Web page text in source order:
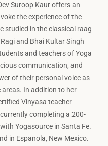
Suroop Kaur offers an
the experience of the
studied in the classical raag
and Bhai Kultar Singh
and teachers of Yoga
communication, and
of their personal voice as
In addition to her
Vinyasa teacher
completing a 200-
Yogasource in Santa Fe.
in Espanola, New Mexico.